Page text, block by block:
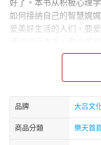
好了。本书从积极心理
如何接纳自己的智慧娓
爱美好生活的人们，要
Author Biograph：
“推开心理咨询室的门”
心理调节与成长需求，
出版发行。该编写组的
通过案例拆解，要么以
心理学》用具体案例替
品牌 大吕文
商品分類 樂天首頁